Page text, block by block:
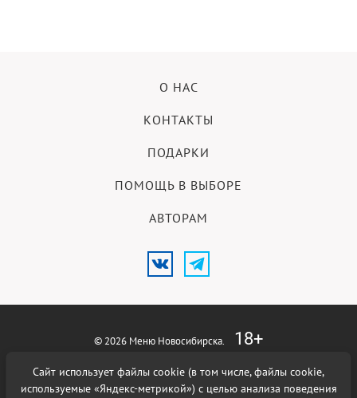
О НАС
КОНТАКТЫ
ПОДАРКИ
ПОМОЩЬ В ВЫБОРЕ
АВТОРАМ
© 2026 Меню Новосибирска. 18+
Использование материалов возможно при наличии активной
гиперссылки на сайтМеню Новосибирска.
Сайт использует файлы cookie (в том числе, файлы cookie,
используемые «Яндекс-метрикой») с целью анализа поведения